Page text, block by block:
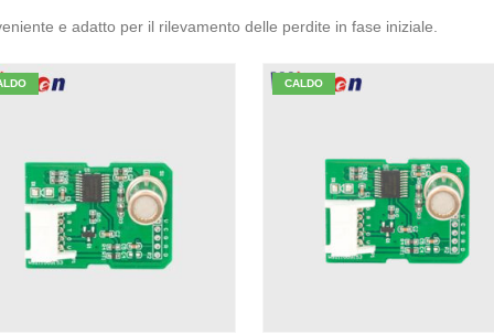
e adatto per il rilevamento delle perdite in fase iniziale.
CALDO